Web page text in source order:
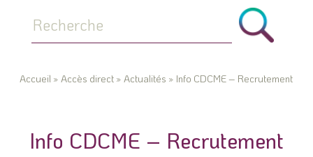
Accueil »Accès direct »Actualités » Info CDCME – Recrutement
Info CDCME – Recrutement